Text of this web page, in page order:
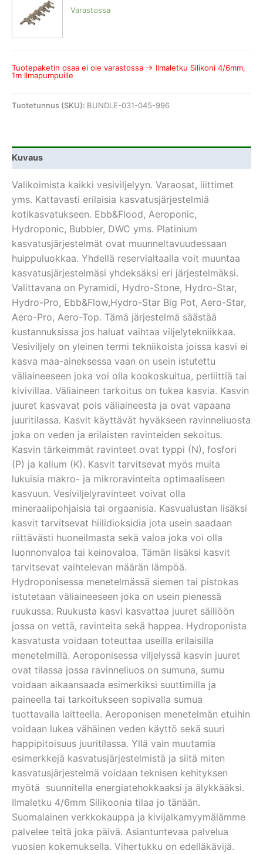
Varastossa
Tuotepaketin osaa ei ole varastossa → Ilmaletku Silikoni 4/6mm,
1m Ilmapumpuille
Tuotetunnus (SKU): BUNDLE-031-045-996
Kuvaus
Valikoimista kaikki vesiviljelyyn. Varaosat, liittimet
yms. Kattavasti erilaisia kasvatusjärjestelmiä
kotikasvatukseen. Ebb&Flood, Aeroponic,
Hydroponic, Bubbler, DWC yms. Platinium
kasvatusjärjestelmät ovat muunneltavuudessaan
huippuluokkaa. Yhdellä reservialtaalla voit muuntaa
kasvatusjärjestelmäsi yhdeksäksi eri järjestelmäksi.
Valittavana on Pyramidi, Hydro-Stone, Hydro-Star,
Hydro-Pro, Ebb&Flow,Hydro-Star Big Pot, Aero-Star,
Aero-Pro, Aero-Top. Tämä järjestelmä säästää
kustannuksissa jos haluat vaihtaa viljelytekniikkaa.
Vesiviljely on yleinen termi tekniikoista joissa kasvi ei
kasva maa-aineksessa vaan on usein istutettu
väliaineeseen joka voi olla kookoskuitua, perliittiä tai
kivivillaa. Väliaineen tarkoitus on tukea kasvia. Kasvin
juuret kasvavat pois väliaineesta ja ovat vapaana
juuritilassa. Kasvit käyttävät hyväkseen ravinneliuosta
joka on veden ja erilaisten ravinteiden sekoitus.
Kasvin tärkeimmät ravinteet ovat typpi (N), fosfori
(P) ja kalium (K). Kasvit tarvitsevat myös muita
lukuisia makro- ja mikroravinteita optimaaliseen
kasvuun. Vesiviljelyravinteet voivat olla
mineraalipohjaisia tai orgaanisia. Kasvualustan lisäksi
kasvit tarvitsevat hiilidioksidia jota usein saadaan
riittävästi huoneilmasta sekä valoa joka voi olla
luonnonvaloa tai keinovaloa. Tämän lisäksi kasvit
tarvitsevat vaihtelevan määrän lämpöä.
Hydroponisessa menetelmässä siemen tai pistokas
istutetaan väliaineeseen joka on usein pienessä
ruukussa. Ruukusta kasvi kasvattaa juuret säiliöön
jossa on vettä, ravinteita sekä happea. Hydroponista
kasvatusta voidaan toteuttaa useilla erilaisilla
menetelmillä. Aeroponisessa viljelyssä kasvin juuret
ovat tilassa jossa ravinneliuos on sumuna, sumu
voidaan aikaansaada esimerkiksi suuttimilla ja
paineella tai tarkoitukseen sopivalla sumua
tuottavalla laitteella. Aeroponisen menetelmän etuihin
voidaan lukea vähäinen veden käyttö sekä suuri
happipitoisuus juuritilassa. Yllä vain muutamia
esimerkkejä kasvatusjärjestelmistä ja siitä miten
kasvatusjärjestelmä voidaan teknisen kehityksen
myötä suunnitella energiatehokkaaksi ja älykkääksi.
Ilmaletku 4/6mm Silikoonia tilaa jo tänään.
Suomalainen verkkokauppa ja kivijalkamyymälämme
palvelee teitä joka päivä. Asiantuntevaa palvelua
vuosien kokemuksella. Vihertukku on edelläkävijä.